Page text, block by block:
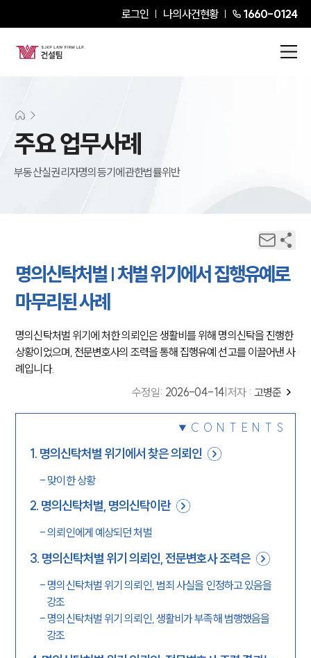
로그인 나의사건현황 1660-0124
주요 업무사례
부동산실권리자명의등기에관한법률위반
명의신탁처벌 | 처벌 위기에서 집행유예로
마무리된 사례
명의신탁처벌 위기에 처한 의뢰인은 생활비를 위해 명의신탁을 진행한
상황이었으며, 전문변호사의 조력을 통해 집행유예 선고를 이끌어낸 사
례입니다.
수정일: 2026-04-14 저자 : 고병준
CONTENTS
1. 명의신탁처벌 위기에서 찾은 의뢰인
- 맞이한 상황
2. 명의신탁처벌, 명의신탁이란
-의뢰인에게 예상되던 처벌
3. 명의신탁처벌 위기 의뢰인, 전문변호사 조력은
- 명의신탁처벌 위기 의뢰인, 범죄 사실을 인정하고 있음을
강조
- 명의신탁처벌 위기 의뢰인, 생활비가 부족해 범행했음을
강조